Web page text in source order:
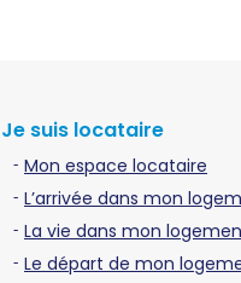
Je suis locataire
Mon espace locataire
L’arrivée dans mon
La vie dans mon
Le départ de mon